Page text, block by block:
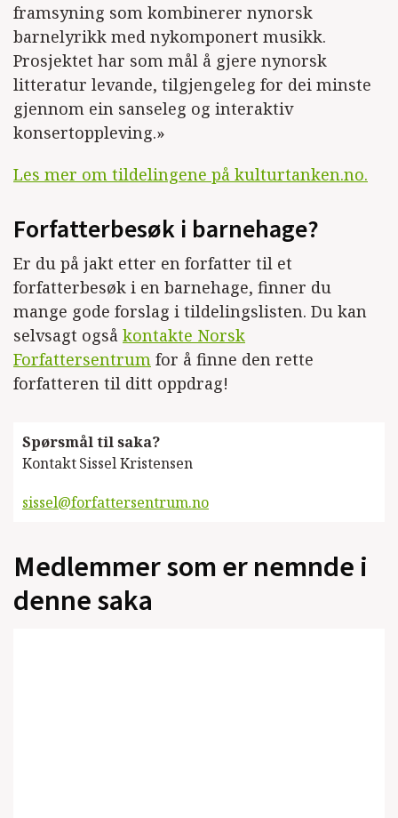
framsyning som kombinerer nynorsk
barnelyrikk med nykomponert musikk.
Prosjektet har som mål å gjere nynorsk
litteratur levande, tilgjengeleg for dei minste
gjennom ein sanseleg og interaktiv
konsertoppleving.»
Les mer om tildelingene på kulturtanken.no.
Forfatterbesøk i barnehage?
Er du på jakt etter en forfatter til et
forfatterbesøk i en barnehage, finner du
mange gode forslag i tildelingslisten. Du kan
selvsagt også kontakte Norsk
Forfattersentrum for å finne den rette
forfatteren til ditt oppdrag!
Spørsmål til saka?
KontaktSissel Kristensen
sissel@forfattersentrum.no
Medlemmer som er nemnde i
denne saka